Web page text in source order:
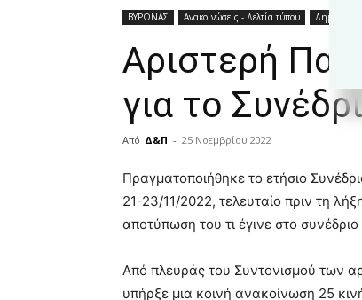
ΒΥΡΩΝΑΣ Ανακοινώσεις - Δελτία τύπου Δημοφιλή
Αριστερή
για το
Από Δ&Π - 25 Νοεμβρίου 2022
blonde
lesbians
very
hot
show.desi
Πραγματοποιήθηκε το ετήσιο
21-23/11/2022, τελευταίο πριν τη
αποτύπωση του τι έγινε στο
Από πλευράς του Συντονισμού των
υπήρξε μια κοινή ανακοίνωση 25